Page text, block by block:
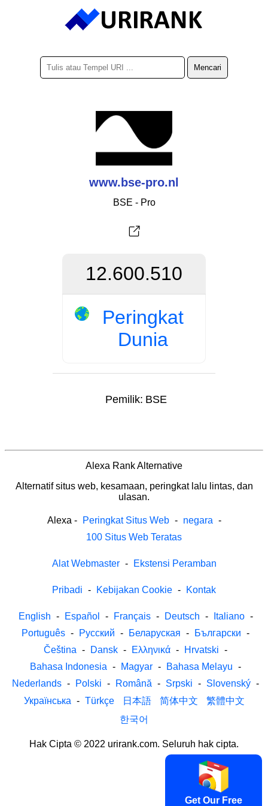
www.bse-pro.nl
BSE - Pro
12.600.510
Peringkat
Dunia
Pemilik: BSE
Alexa Rank Alternative
Alternatif situs web, kesamaan, peringkat lalu lintas, dan
ulasan.
Alexa- Peringkat Situs Web - negara -
100 Situs Web Teratas
Alat Webmaster - Ekstensi Peramban
Pribadi - Kebijakan Cookie - Kontak
English - Español - Français - Deutsch - Italiano -
Português - Русский - Беларуская - Български -
Čeština - Dansk - Ελληνικά - Hrvatski -
Bahasa Indonesia - Magyar - Bahasa Melayu -
Nederlands - Polski - Română - Srpski - Slovenský -
Українська - Türkçe 日本語 简体中文
繁體中文
한국어
Hak Cipta © 2022 urirank.com. Seluruh hak cipta.
Get Our Free